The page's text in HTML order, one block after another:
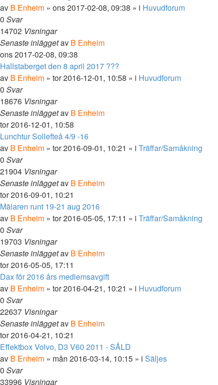
av B Enheim » ons 2017-02-08, 09:38 » i Huvudforum
0 Svar
14702 Visningar
Senaste inläggetav B Enheim
ons 2017-02-08, 09:38
Hallstaberget den 8 april 2017 ???
av B Enheim » tor 2016-12-01, 10:58 » i Huvudforum
0 Svar
18676 Visningar
Senaste inläggetav B Enheim
tor 2016-12-01, 10:58
Lunchtur Sollefteå 4/9 -16
av B Enheim » tor 2016-09-01, 10:21 » i Träffar/Samåkning
0 Svar
21904 Visningar
Senaste inläggetav B Enheim
tor 2016-09-01, 10:21
Mälaren runt 19-21 aug 2016
av B Enheim » tor 2016-05-05, 17:11 » i Träffar/Samåkning
0 Svar
19703 Visningar
Senaste inläggetav B Enheim
tor 2016-05-05, 17:11
Dax för 2016 års medlemsavgift
av B Enheim » tor 2016-04-21, 10:21 » i Huvudforum
0 Svar
22637 Visningar
Senaste inläggetav B Enheim
tor 2016-04-21, 10:21
Effektbox Volvo, D3 V60 2011 - SÅLD
av B Enheim » mån 2016-03-14, 10:15 » i Säljes
0 Svar
33996 Visningar